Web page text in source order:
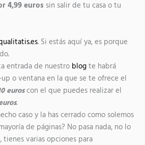
4,99 euros sin salir de tu casa o tu
. Si estás aquí ya, es porque
entrada de nuestro blogte habrá
o ventana en la que se te ofrece el
euroscon el que puedes realizar el
.
caso y la has cerrado como solemos
de páginas? No pasa nada, no lo
tienes varias opciones para